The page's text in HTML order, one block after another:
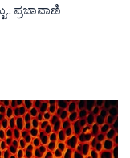
ಪ್ರಜಾವಾಣಿ